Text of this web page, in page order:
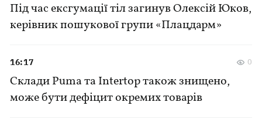
Під час ексгумації тіл загинув Олексій Юков,
керівник пошукової групи «Плацдарм»
Склади Puma та Intertop також знищено,
може бути дефіцит окремих товарів
16:17 0